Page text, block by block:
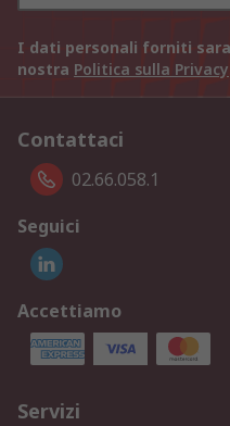
I dati personali forniti
nostra Politica sulla Privacy
Contattaci
02.66.058.1
Seguici
Accettiamo
Servizi